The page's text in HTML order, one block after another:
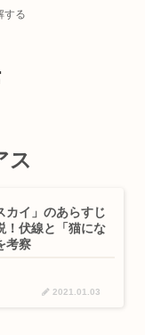
する
ス
カイ」のあらすじ
！伏線と「猫にな
考察
2021.01.03